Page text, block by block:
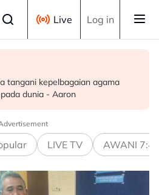
Live Log in
tangani kepelbagaian agama
dunia - Aaron
tan serbuk ketum di Tuaran
kelompok 10 terbaik
- Saifuddin Nasution
LIVE TV AWANI